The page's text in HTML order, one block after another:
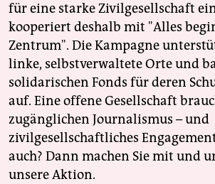
für eine starke Zivilgesellschaft
kooperiert deshalb mit "Alles
Zentrum". Die Kampagne
linke, selbstverwaltete Orte und
solidarischen Fonds für deren
auf. Eine offene Gesellschaft
zugänglichen Journalismus – und
zivilgesellschaftliches
auch? Dann machen Sie mit und
unsere Aktion.